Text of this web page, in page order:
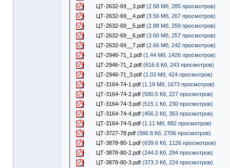
ЦТ-2632-69__3.pdf (2.58 Мб, 285 просмотров)
ЦТ-2632-69__4.pdf (3.56 Мб, 267 просмотров)
ЦТ-2632-69__5.pdf (2.88 Мб, 259 просмотров)
ЦТ-2632-69__6.pdf (3.60 Мб, 257 просмотров)
ЦТ-2632-69__7.pdf (2.66 Мб, 242 просмотров)
ЦТ-2946-71_1.pdf (1.44 Мб, 1426 просмотров)
ЦТ-2946-71_2.pdf (616.6 Кб, 243 просмотров)
ЦТ-2946-71_3.pdf (1.03 Мб, 424 просмотров)
ЦТ-3164-74-1.pdf (1.19 Мб, 1673 просмотров)
ЦТ-3164-74-2.pdf (580.5 Кб, 227 просмотров)
ЦТ-3164-74-3.pdf (515.1 Кб, 230 просмотров)
ЦТ-3164-74-4.pdf (456.2 Кб, 363 просмотров)
ЦТ-3164-74-5.pdf (1.11 Мб, 882 просмотров)
ЦТ-3727-78.pdf (566.8 Кб, 2706 просмотров)
ЦТ-3878-80-1.pdf (639.6 Кб, 1126 просмотров)
ЦТ-3878-80-2.pdf (244.0 Кб, 294 просмотров)
ЦТ-3878-80-3.pdf (373.3 Кб, 224 просмотров)